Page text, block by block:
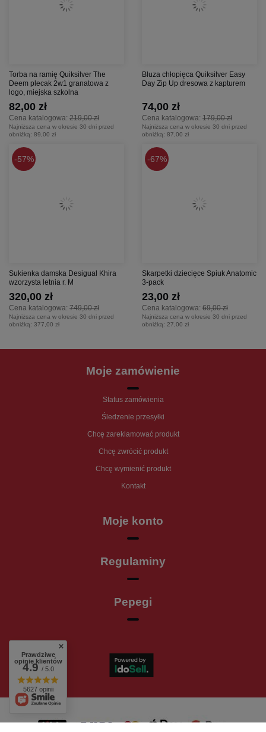
Torba na ramię Quiksilver The
Deem plecak 2w1 granatowa z
logo, miejska szkolna
Cena katalogowa: 219,00 zł
82,00 zł
Najniższa cena w okresie 30 dni przed
obniżką: 89,00 zł
Bluza chłopięca Quiksilver Easy
Day Zip Up dresowa z kapturem
Cena katalogowa: 179,00 zł
74,00 zł
Najniższa cena w okresie 30 dni przed
obniżką: 87,00 zł
57%
Sukienka damska Desigual Khira
wzorzysta letnia r. M
Cena katalogowa: 749,00 zł
320,00 zł
Najniższa cena w okresie 30 dni przed
obniżką: 377,00 zł
67%
Skarpetki dziecięce Spiuk Anatomic
3-pack
Cena katalogowa: 69,00 zł
23,00 zł
Najniższa cena w okresie 30 dni przed
obniżką: 27,00 zł
Moje zamówienie
Status zamówienia
Śledzenie przesyłki
Chcę zareklamować produkt
Chcę zwrócić produkt
Chcę wymienić produkt
Kontakt
Moje konto
Regulaminy
Pepegi
Prawdziwe
opinie klientów
4.9/ 5.0
5627 opinii